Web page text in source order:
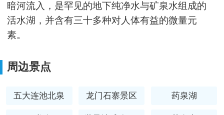
暗河流入，是罕见的地下纯净水与矿泉水组成的
活水湖，并含有三十多种对人体有益的微量元
素。
周边景点
五大连池北泉 龙门石寨景区 药泉湖